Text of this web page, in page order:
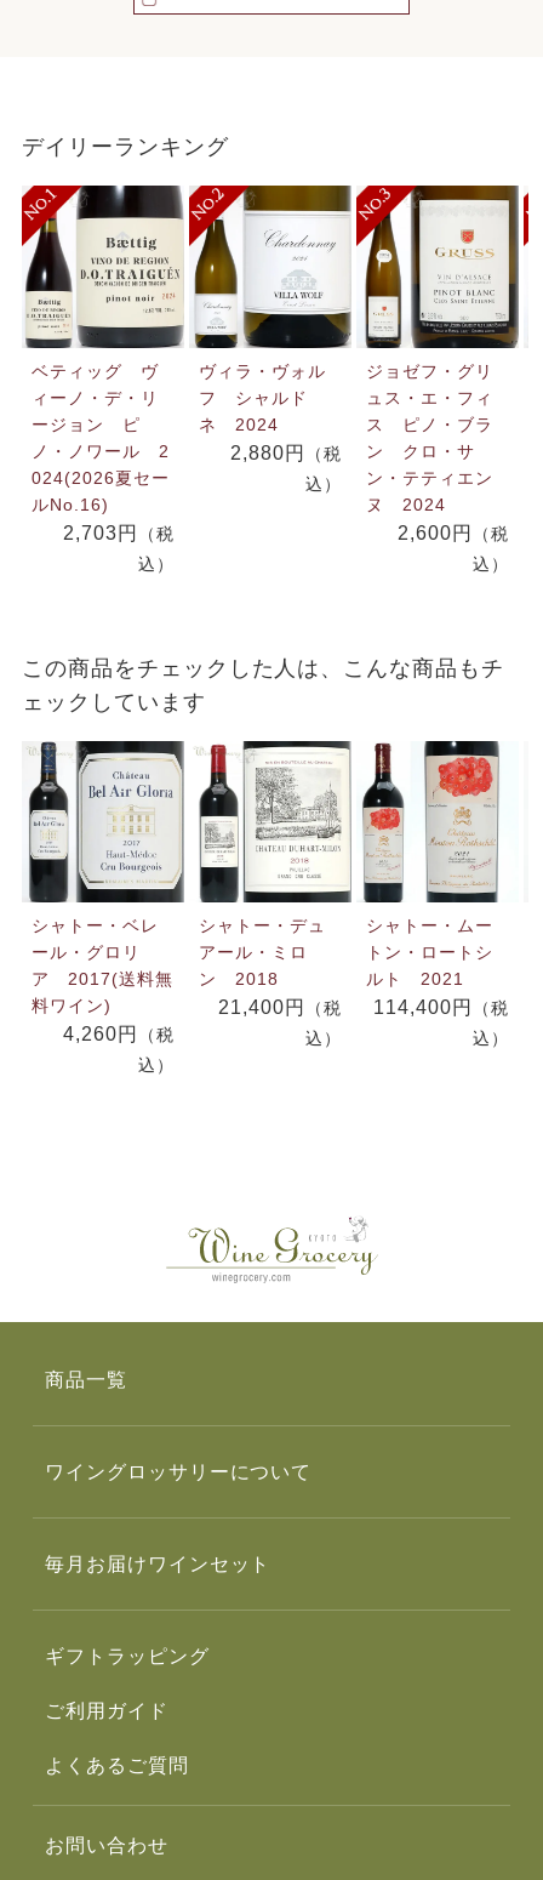
デイリーランキング
ベティッグ ヴ
ィーノ・デ・リ
ージョン ピ
ノ・ノワール 2
024(2026夏セー
ルNo.16)
2,703円
（税
込）
ヴィラ・ヴォル
フ シャルド
ネ 2024
2,880円
（税
込）
ジョゼフ・グリ
ュス・エ・フィ
ス ピノ・ブラ
ン クロ・サ
ン・テティエン
ヌ 2024
2,600円
（税
込）
この商品をチェックした人は、こんな商品もチ
ェックしています
シャトー・ベレ
ール・グロリ
ア 2017(送料無
料ワイン)
4,260円
（税
込）
シャトー・デュ
アール・ミロ
ン 2018
21,400円
（税
込）
シャトー・ムー
トン・ロートシ
ルト 2021
114,400円
（税
込）
商品一覧
ワイングロッサリーについて
毎月お届けワインセット
ギフトラッピング
ご利用ガイド
よくあるご質問
お問い合わせ